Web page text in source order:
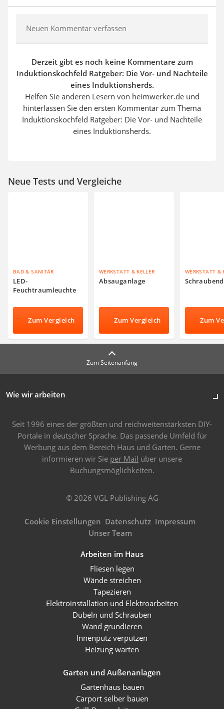
Neuen Kommentar verfassen
Derzeit gibt es noch keine Kommentare zum
Induktionskochfeld Ratgeber: Die Vor- und Nachteile
eines Induktionsherds.
Helfen Sie anderen Lesern von heimwerker.de und
hinterlassen Sie den ersten Kommentar zum Thema
Induktionskochfeld Ratgeber: Die Vor- und Nachteile
eines Induktionsherds.
Neue Tests und Vergleiche
BAD & SANITÄR
LED-
Feuchtraumleuchte
Zum Vergleich
WERKSTATT & KELLER
Absauganlage
Zum Vergleich
WERKSTATT &
Zum
Zum Seitenanfang
Wie wir arbeiten
Seit 1996 eines der größten und reichweitenstärksten DIY-
Portale in deutscher Sprache. Das passende Umfeld für
Werbung aus dem Bereich Haus und Garten. Gerne
informieren wir Sie per Mail über unsere
Buchungsmöglichkeiten.
© 2026 VGL Publishing AG
Cookie Einstellungen Datenschutz Impressum
Unser Team
Arbeiten im Haus
Fliesen legen
Wände streichen
Tapezieren
Elektroinstallation und Elektroarbeiten
Dübeln und Schrauben
Wand grundieren
Innenputz verputzen
Heizung warten
Garten und Außenanlagen
Gartenhaus bauen
Carport selber bauen